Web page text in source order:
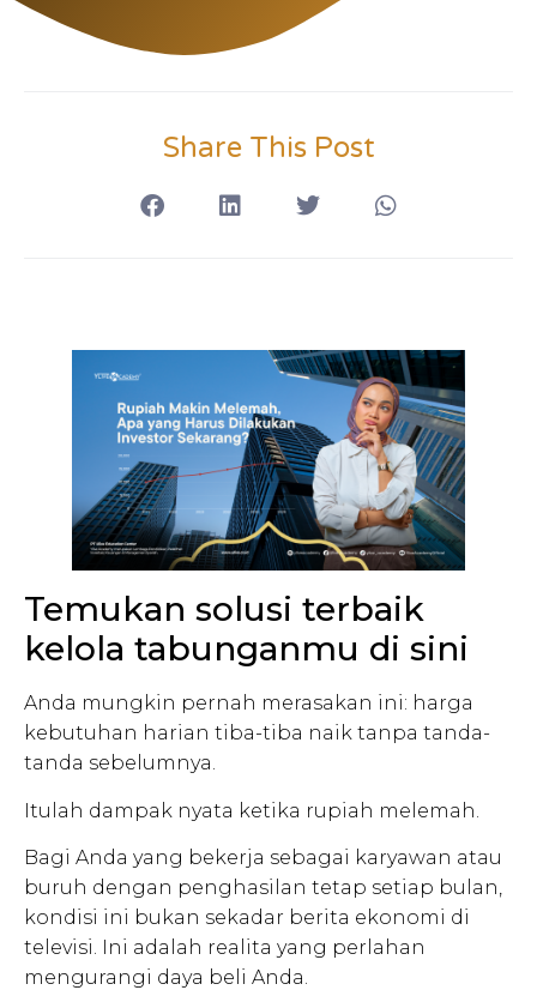
Share This Post
Temukan solusi terbaik
kelola tabunganmu di sini
Anda mungkin pernah merasakan ini: harga
kebutuhan harian tiba-tiba naik tanpa tanda-
tanda sebelumnya.
Itulah dampak nyata ketika rupiah melemah.
Bagi Anda yang bekerja sebagai karyawan atau
buruh dengan penghasilan tetap setiap bulan,
kondisi ini bukan sekadar berita ekonomi di
televisi. Ini adalah realita yang perlahan
mengurangi daya beli Anda.